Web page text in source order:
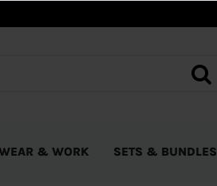
& WORK SETS & BUNDLES